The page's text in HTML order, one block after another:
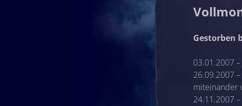
Gestorben
03.01.2007
26.09.2007
miteinander
24.11.2007